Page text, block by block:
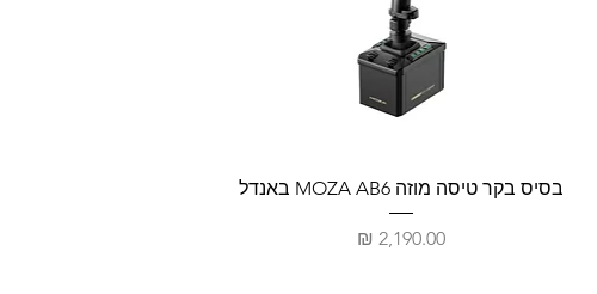
בסיס בקר טיסה מוזה MOZA AB6 באנדל
מחיר